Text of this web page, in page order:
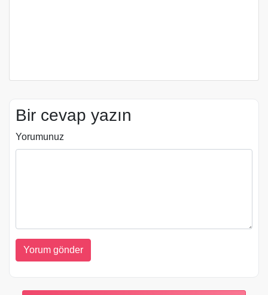
Bir cevap yazın
Yorumunuz